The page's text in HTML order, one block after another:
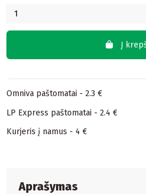
Į
Omniva paštomatai - 2.3 €
LP Express paštomatai - 2.4 €
Kurjeris į namus - 4 €
Aprašymas